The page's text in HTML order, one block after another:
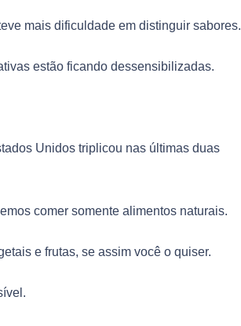
mais dificuldade em distinguir sabores.
estão ficando dessensibilizadas.
Unidos triplicou nas últimas duas
comer somente alimentos naturais.
e frutas, se assim você o quiser.